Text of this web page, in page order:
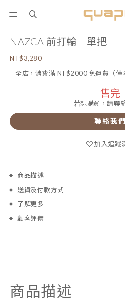
NAZCA 前打輪｜單把
NT$3,280
全店，消費滿 NT$2000 免運費（僅
售完
若想購買，請聯
聯絡我們
加入追蹤
商品描述
送貨及付款方式
了解更多
顧客評價
商品描述